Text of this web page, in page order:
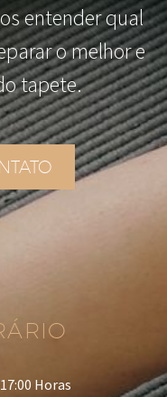
entender qual
o melhor e
tapete.
Horas